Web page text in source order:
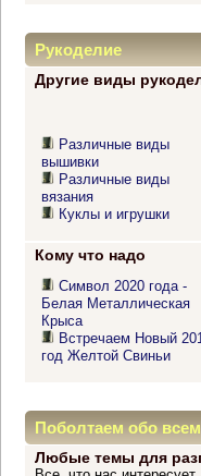
Рукоделие
Другие виды
Различные виды
вышивки
Различные виды
вязания
Куклы и игрушки
Кому что надо
Символ 2020 года -
Белая Металлическая
Крыса
Встречаем Новый
год Желтой Свиньи
Поболтаем обо всем
Любые темы для